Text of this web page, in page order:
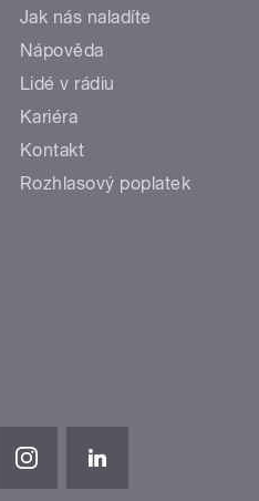
Jak nás naladíte
Nápověda
Lidé v rádiu
Kariéra
Kontakt
Rozhlasový poplatek